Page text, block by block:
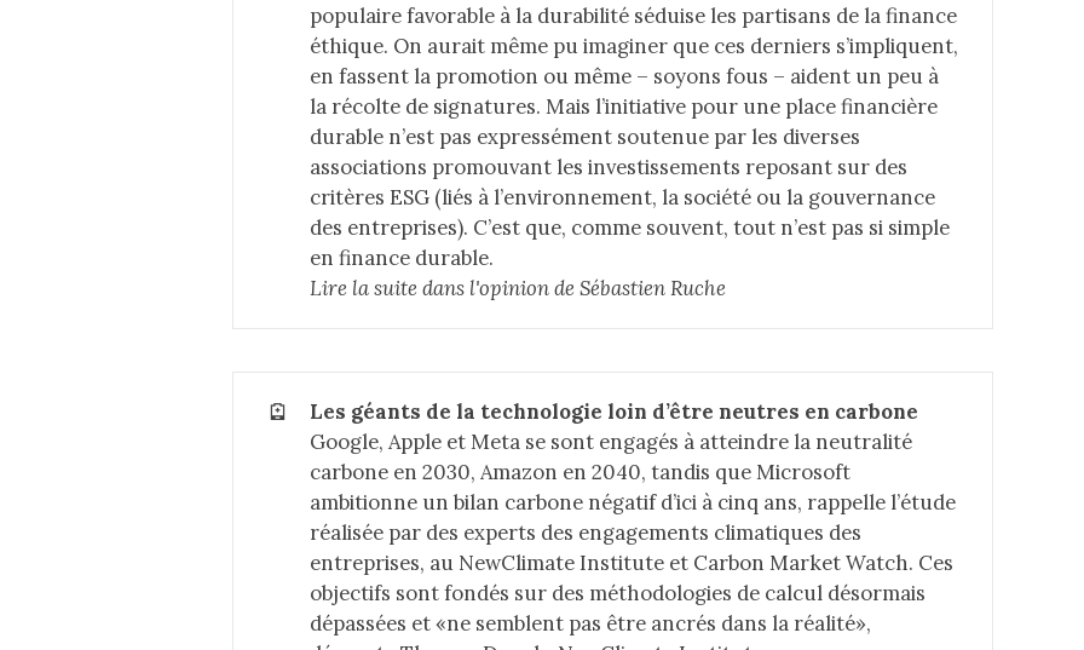
populaire favorable à la durabilité séduise les partisans de la finance
éthique. On aurait même pu imaginer que ces derniers s’impliquent,
en fassent la promotion ou même – soyons fous – aident un peu à
la récolte de signatures. Mais l’initiative pour une place financière
durable n’est pas expressément soutenue par les diverses
associations promouvant les investissements reposant sur des
critères ESG (liés à l’environnement, la société ou la gouvernance
des entreprises). C’est que, comme souvent, tout n’est pas si simple
en finance durable.
Lire la suite dans l'opinion de Sébastien Ruche
🪫
Les géants de la technologie loin d’être neutres en carbone
Google, Apple et Meta se sont engagés à atteindre la neutralité
carbone en 2030, Amazon en 2040, tandis que Microsoft
ambitionne un bilan carbone négatif d’ici à cinq ans, rappelle l’étude
réalisée par des experts des engagements climatiques des
entreprises, au NewClimate Institute et Carbon Market Watch. Ces
objectifs sont fondés sur des méthodologies de calcul désormais
dépassées et «ne semblent pas être ancrés dans la réalité»,